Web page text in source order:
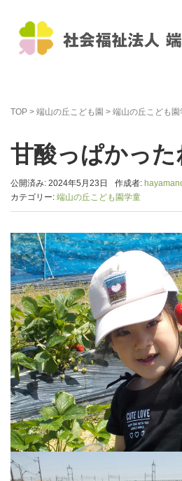
TOP > 端山の丘こども園 > 端山の丘こども園
甘酸っぱかった
公開済み: 2024年5月23日 作成者:
カテゴリー: 端山の丘こども園学童